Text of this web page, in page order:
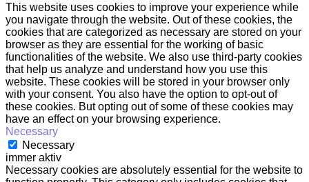
This website uses cookies to improve your experience while
you navigate through the website. Out of these cookies, the
cookies that are categorized as necessary are stored on your
browser as they are essential for the working of basic
functionalities of the website. We also use third-party cookies
that help us analyze and understand how you use this
website. These cookies will be stored in your browser only
with your consent. You also have the option to opt-out of
these cookies. But opting out of some of these cookies may
have an effect on your browsing experience.
Necessary
Necessary
immer aktiv
Necessary cookies are absolutely essential for the website to